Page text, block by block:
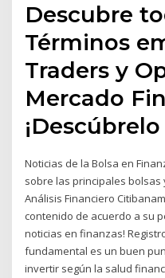
Descubre
Términos
Traders y
Mercado
Noticias de la Bolsa en
sobre las principales bolsas
Análisis Financiero
contenido de acuerdo a su
noticias en finanzas!
fundamental es un buen
invertir según la salud